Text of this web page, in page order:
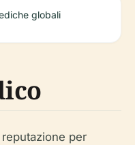
globali
per